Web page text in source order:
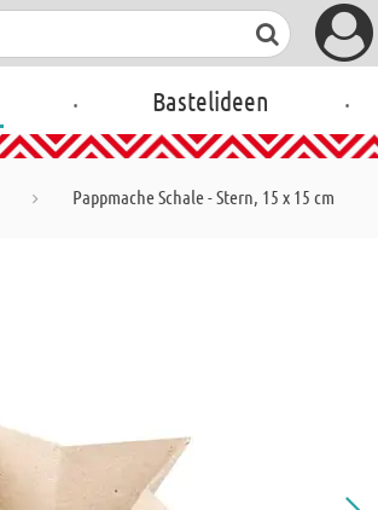
. Bastelideen .
Pappmache Schale - Stern, 15 x 15 cm